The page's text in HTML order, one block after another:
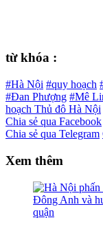
từ khóa :
#Hà Nội #quy hoạch
#Đan Phượng #Mê
hoạch Thủ đô Hà Nội
Chia sẻ qua Facebook
Chia sẻ qua Telegram
Xem thêm